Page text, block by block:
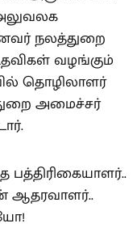
நலத்துறை
வழங்கும்
தொழிலாளர்
அமைச்சர்